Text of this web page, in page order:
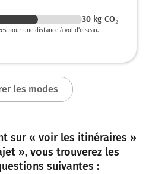
la 2ème sortie sur D424 et
la 2ème sortie sur D424 et
mètres
rejoindre A35 E25. Continuer sur 4
30 kg CO₂
pour une distance à vol d’oiseau.
les modes
sur « voir les itinéraires »
», vous trouverez les
suivantes :